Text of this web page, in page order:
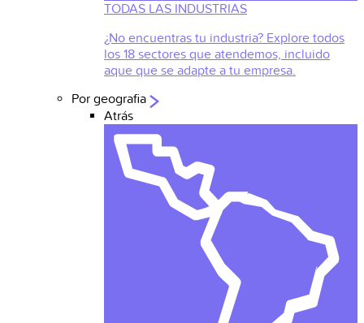
TODAS LAS INDUSTRIAS
¿No encuentras tu industria? Explore todos
los 18 sectores que atendemos, incluido
aque que se adapte a tu empresa.
Por geografia
Atrás